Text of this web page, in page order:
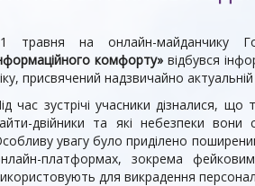
травня на онлайн-майданчику
комфорту» відбувся
присвячений надзвичайно
час зустрічі учасники дізналися,
двійники та які небезпеки вони
увагу було приділено
платформах, зокрема
для викрадення